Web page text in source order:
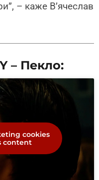
– каже В’ячеслав
– Пекло:
cookies
content